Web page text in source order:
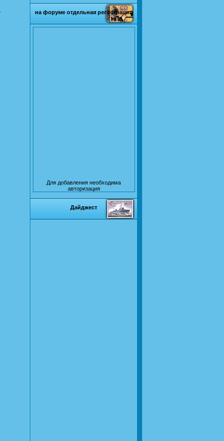
на форуме отдельная регистрация
Для добавления необходима
авторизация
Дайджест